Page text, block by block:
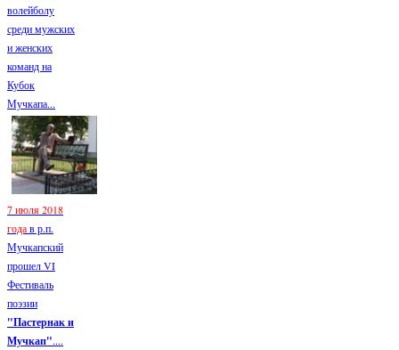
волейболу
среди мужских
и женских
команд на
Кубок
Мучкапа...
7 июля 2018
годав р.п.
Мучкапский
прошел VI
Фестиваль
поэзии
"Пастернак и
Мучкап"....